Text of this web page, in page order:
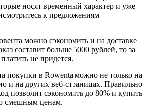
носят временный характер и уже
к предложениям
можно сэкономить и на доставке
составит больше 5000 рублей, то за
не придется.
покупки в Rowenta можно не только на
и на других веб-страницах. Правильно
позволит сэкономить до 80% и купить
смешным ценам.